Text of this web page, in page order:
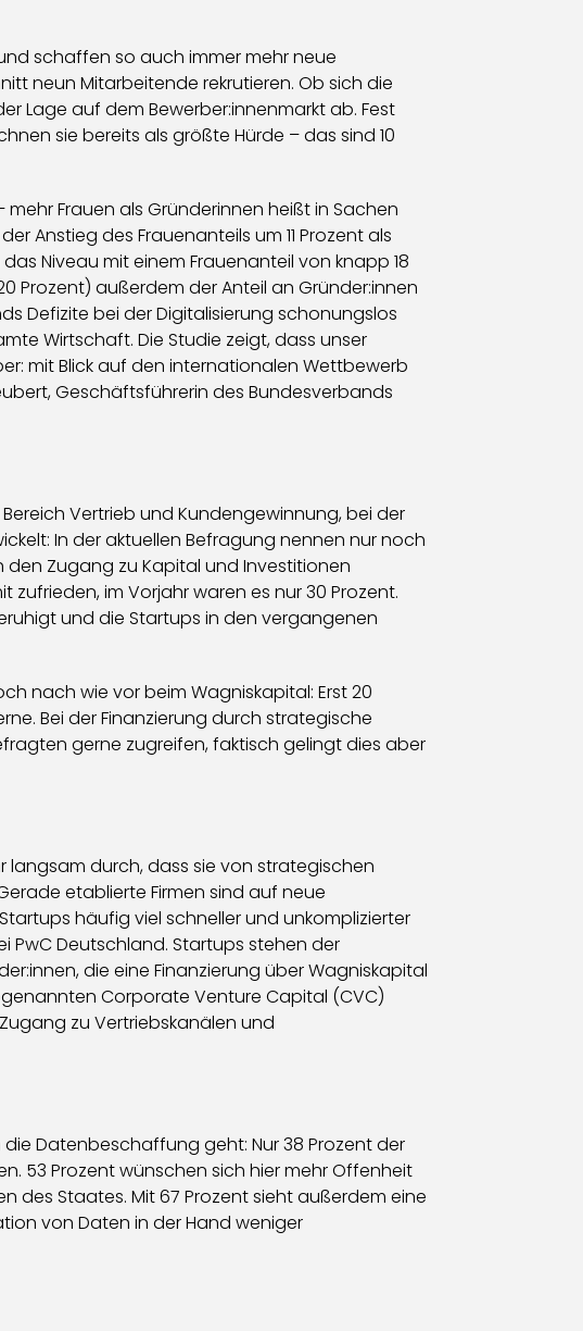
schaffen so auch immer mehr neue
neun Mitarbeitende rekrutieren. Ob sich die
Lage auf dem Bewerber:innenmarkt ab. Fest
sie bereits als größte Hürde – das sind 10
Frauen als Gründerinnen heißt in Sachen
Anstieg des Frauenanteils um 11 Prozent als
Niveau mit einem Frauenanteil von knapp 18
Prozent) außerdem der Anteil an Gründer:innen
Defizite bei der Digitalisierung schonungslos
Wirtschaft. Die Studie zeigt, dass unser
mit Blick auf den internationalen Wettbewerb
Geschäftsführerin des Bundesverbands
Vertrieb und Kundengewinnung, bei der
In der aktuellen Befragung nennen nur noch
den Zugang zu Kapital und Investitionen
im Vorjahr waren es nur 30 Prozent.
und die Startups in den vergangenen
nach wie vor beim Wagniskapital: Erst 20
Bei der Finanzierung durch strategische
gerne zugreifen, faktisch gelingt dies aber
langsam durch, dass sie von strategischen
etablierte Firmen sind auf neue
häufig viel schneller und unkomplizierter
PwC Deutschland. Startups stehen der
die eine Finanzierung über Wagniskapital
Corporate Venture Capital (CVC)
zu Vertriebskanälen und
Datenbeschaffung geht: Nur 38 Prozent der
53 Prozent wünschen sich hier mehr Offenheit
des Staates. Mit 67 Prozent sieht außerdem eine
von Daten in der Hand weniger